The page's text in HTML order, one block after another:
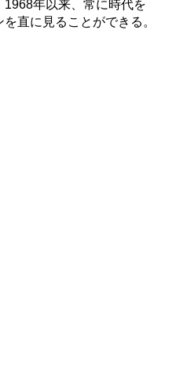
年以来、常に時代を
直に見ることができる。